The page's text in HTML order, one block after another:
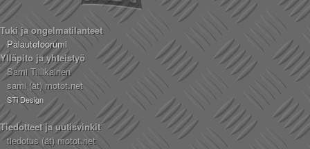
Tuki ja ongelmatilanteet
Palautefoorumi
Ylläpito ja yhteistyö
Sami Tiilikainen
sami (ät) motot.net
STi Design
Tiedotteet ja uutisvinkit
tiedotus (ät) motot.net